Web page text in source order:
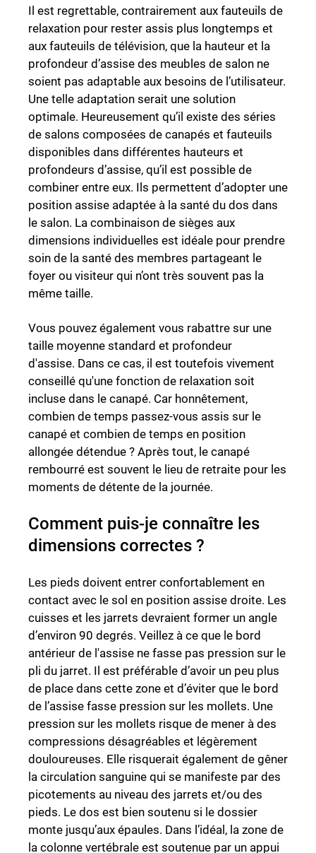
Il est regrettable, contrairement aux fauteuils de
relaxation pour rester assis plus longtemps et
aux fauteuils de télévision, que la hauteur et la
profondeur d’assise des meubles de salon ne
soient pas adaptable aux besoins de l’utilisateur.
Une telle adaptation serait une solution
optimale. Heureusement qu’il existe des séries
de salons composées de canapés et fauteuils
disponibles dans différentes hauteurs et
profondeurs d’assise, qu’il est possible de
combiner entre eux. Ils permettent d’adopter une
position assise adaptée à la santé du dos dans
le salon. La combinaison de sièges aux
dimensions individuelles est idéale pour prendre
soin de la santé des membres partageant le
foyer ou visiteur qui n’ont très souvent pas la
même taille.
Vous pouvez également vous rabattre sur une
taille moyenne standard et profondeur
d'assise. Dans ce cas, il est toutefois vivement
conseillé qu'une fonction de relaxation soit
incluse dans le canapé. Car honnêtement,
combien de temps passez-vous assis sur le
canapé et combien de temps en position
allongée détendue ? Après tout, le canapé
rembourré est souvent le lieu de retraite pour les
moments de détente de la journée.
Comment puis-je connaître les
dimensions correctes ?
Les pieds doivent entrer confortablement en
contact avec le sol en position assise droite. Les
cuisses et les jarrets devraient former un angle
d’environ 90 degrés. Veillez à ce que le bord
antérieur de l'assise ne fasse pas pression sur le
pli du jarret. Il est préférable d’avoir un peu plus
de place dans cette zone et d’éviter que le bord
de l’assise fasse pression sur les mollets. Une
pression sur les mollets risque de mener à des
compressions désagréables et légèrement
douloureuses. Elle risquerait également de gêner
la circulation sanguine qui se manifeste par des
picotements au niveau des jarrets et/ou des
pieds. Le dos est bien soutenu si le dossier
monte jusqu’aux épaules. Dans l’idéal, la zone de
la colonne vertébrale est soutenue par un appui